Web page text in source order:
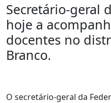
Secretário-geral
hoje a
docentes no
Branco.
O secretário-geral da